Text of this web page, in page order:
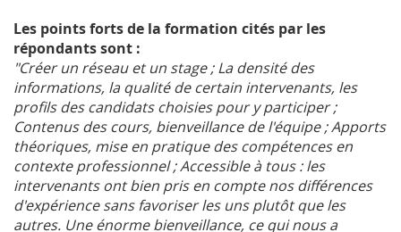
Les points forts de la formation cités par les
répondants sont :
"Créer un réseau et un stage ; La densité des
informations, la qualité de certain intervenants, les
profils des candidats choisies pour y participer ;
Contenus des cours, bienveillance de l'équipe ; Apports
théoriques, mise en pratique des compétences en
contexte professionnel ; Accessible à tous : les
intervenants ont bien pris en compte nos différences
d'expérience sans favoriser les uns plutôt que les
autres. Une énorme bienveillance, ce qui nous a